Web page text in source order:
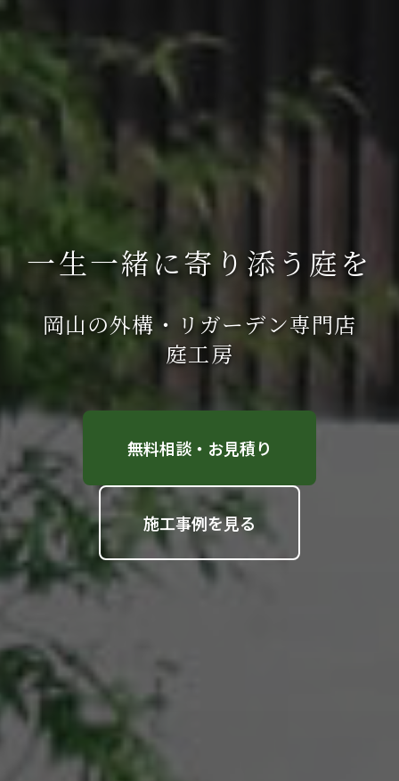
一生一緒に寄り添う庭を
岡山の外構・リガーデン専門店
庭工房
無料相談・お見積り
施工事例を見る